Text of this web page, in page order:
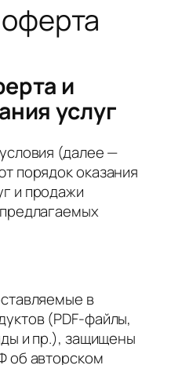
и
услуг
(далее —
порядок оказания
и продажи
в
(PDF-файлы,
и пр.), защищены
об авторском